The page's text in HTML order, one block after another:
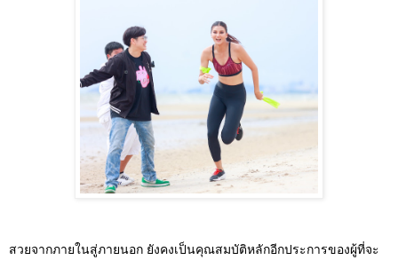
สวยจากภายในสู่ภายนอก ยังคงเป็นคุณสมบัติหลักอีกประการของผู้ที่จะ